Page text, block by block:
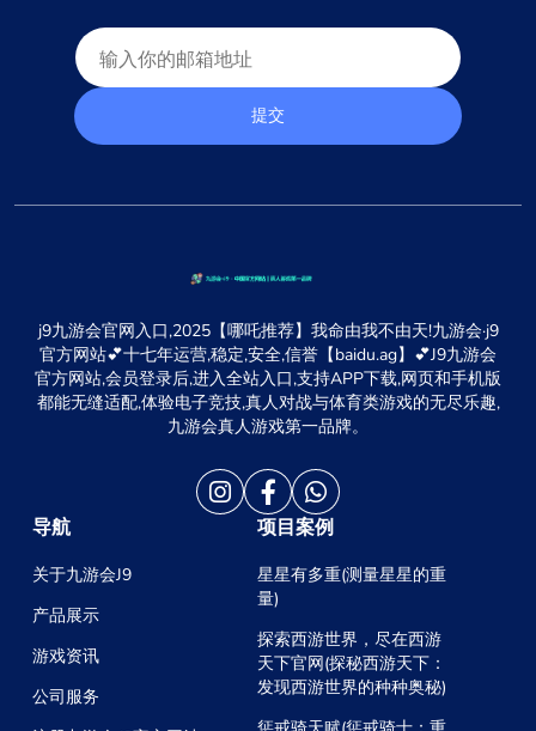
提交
j9九游会官网入口,2025【哪吒推荐】我命由我不由天!九游会·j9
官方网站💕十七年运营,稳定,安全,信誉【baidu.ag】💕J9九游会
官方网站,会员登录后,进入全站入口,支持APP下载,网页和手机版
都能无缝适配,体验电子竞技,真人对战与体育类游戏的无尽乐趣,
九游会真人游戏第一品牌。
导航
关于九游会J9
产品展示
游戏资讯
公司服务
项目案例
星星有多重(测量星星的重
量)
探索西游世界，尽在西游
天下官网(探秘西游天下：
发现西游世界的种种奥秘)